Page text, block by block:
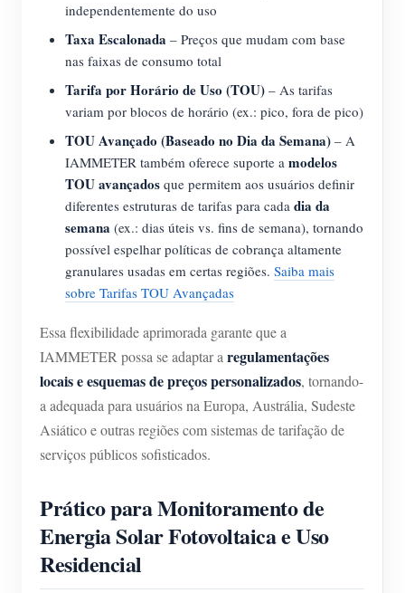
independentemente do uso
Taxa Escalonada – Preços que mudam com base
nas faixas de consumo total
Tarifa por Horário de Uso (TOU) – As tarifas
variam por blocos de horário (ex.: pico, fora de pico)
TOU Avançado (Baseado no Dia da Semana) – A
IAMMETER também oferece suporte a modelos
TOU avançados que permitem aos usuários definir
diferentes estruturas de tarifas para cada dia da
semana (ex.: dias úteis vs. fins de semana), tornando
possível espelhar políticas de cobrança altamente
granulares usadas em certas regiões. Saiba mais
sobre Tarifas TOU Avançadas
Essa flexibilidade aprimorada garante que a
IAMMETER possa se adaptar aregulamentações
locais e esquemas de preços personalizados, tornando-
a adequada para usuários na Europa, Austrália, Sudeste
Asiático e outras regiões com sistemas de tarifação de
serviços públicos sofisticados.
Prático para Monitoramento de
Energia Solar Fotovoltaica e Uso
Residencial